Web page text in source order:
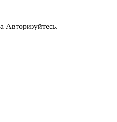
Авторизуйтесь.